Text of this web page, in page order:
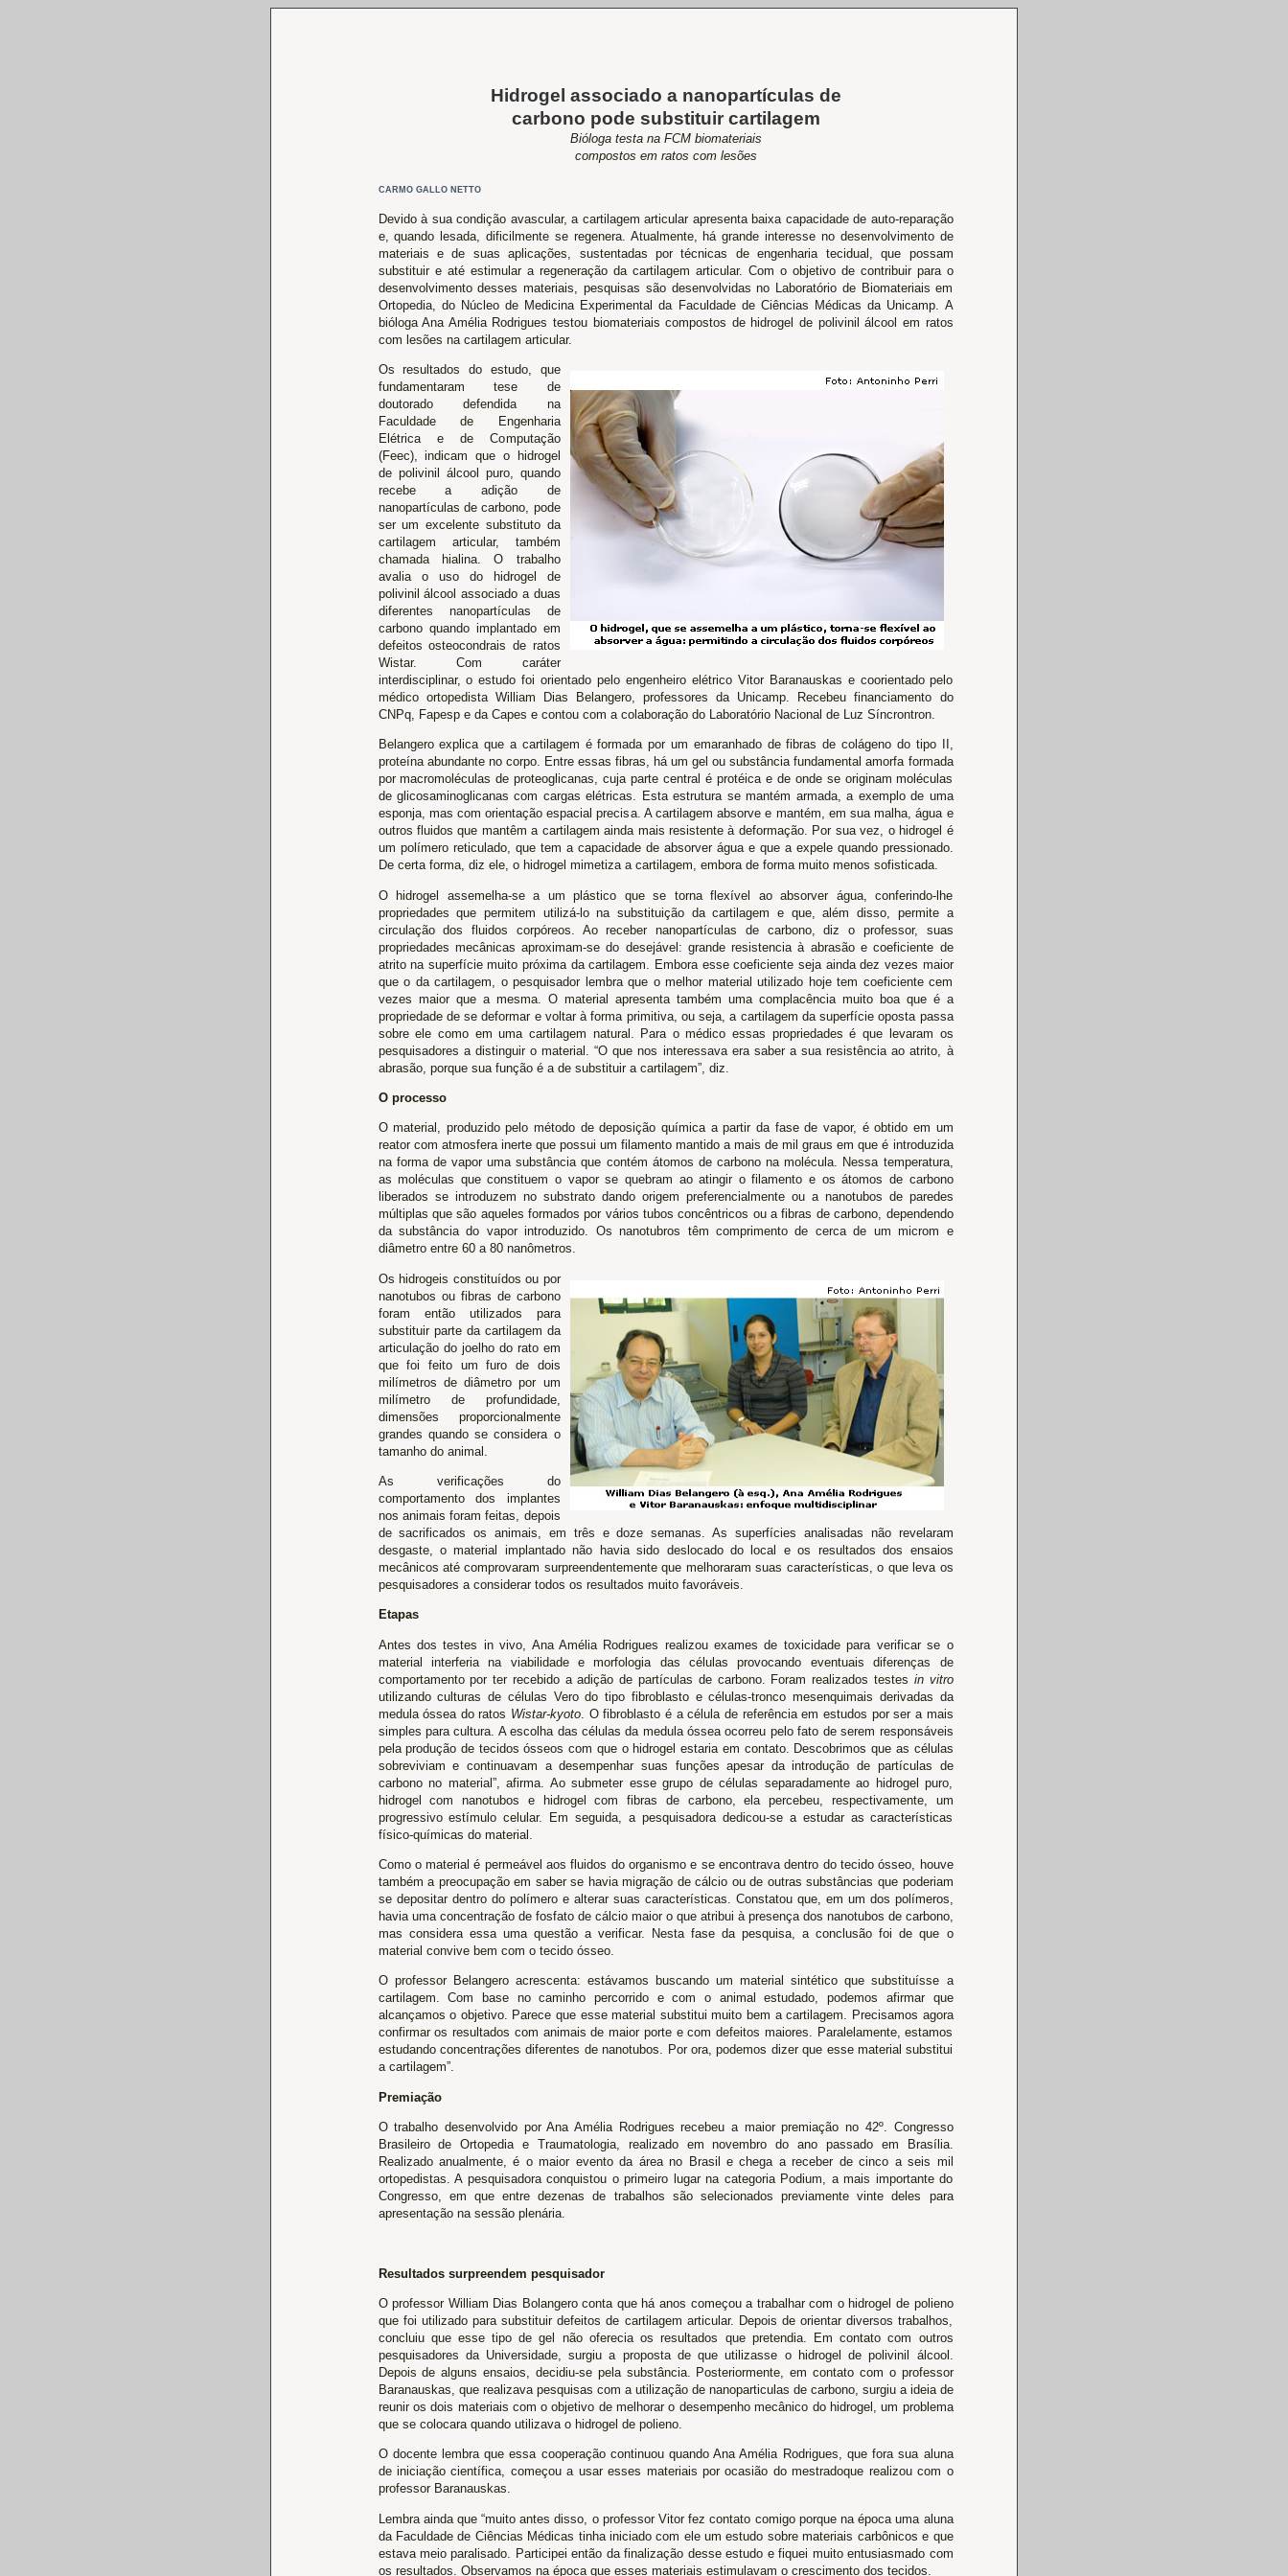
Hidrogel associado a nanopartículas de
carbono pode substituir cartilagem
Bióloga testa na FCM biomateriais
compostos em ratos com lesões
CARMO GALLO NETTO
Devido à sua condição avascular, a cartilagem articular apresenta baixa capacidade de auto-reparação
e, quando lesada, dificilmente se regenera. Atualmente, há grande interesse no desenvolvimento de
materiais e de suas aplicações, sustentadas por técnicas de engenharia tecidual, que possam
substituir e até estimular a regeneração da cartilagem articular. Com o objetivo de contribuir para o
desenvolvimento desses materiais, pesquisas são desenvolvidas no Laboratório de Biomateriais em
Ortopedia, do Núcleo de Medicina Experimental da Faculdade de Ciências Médicas da Unicamp. A
bióloga Ana Amélia Rodrigues testou biomateriais compostos de hidrogel de polivinil álcool em ratos
com lesões na cartilagem articular.
Os resultados do estudo, que
fundamentaram tese de
doutorado defendida na
Faculdade de Engenharia
Elétrica e de Computação
(Feec), indicam que o hidrogel
de polivinil álcool puro, quando
recebe a adição de
nanopartículas de carbono, pode
ser um excelente substituto da
cartilagem articular, também
chamada hialina. O trabalho
avalia o uso do hidrogel de
polivinil álcool associado a duas
diferentes nanopartículas de
carbono quando implantado em
defeitos osteocondrais de ratos
Wistar. Com caráter
interdisciplinar, o estudo foi orientado pelo engenheiro elétrico Vitor Baranauskas e coorientado pelo
médico ortopedista William Dias Belangero, professores da Unicamp. Recebeu financiamento do
CNPq, Fapesp e da Capes e contou com a colaboração do Laboratório Nacional de Luz Síncrontron.
Belangero explica que a cartilagem é formada por um emaranhado de fibras de colágeno do tipo II,
proteína abundante no corpo. Entre essas fibras, há um gel ou substância fundamental amorfa formada
por macromoléculas de proteoglicanas, cuja parte central é protéica e de onde se originam moléculas
de glicosaminoglicanas com cargas elétricas. Esta estrutura se mantém armada, a exemplo de uma
esponja, mas com orientação espacial precisa. A cartilagem absorve e mantém, em sua malha, água e
outros fluidos que mantêm a cartilagem ainda mais resistente à deformação. Por sua vez, o hidrogel é
um polímero reticulado, que tem a capacidade de absorver água e que a expele quando pressionado.
De certa forma, diz ele, o hidrogel mimetiza a cartilagem, embora de forma muito menos sofisticada.
O hidrogel assemelha-se a um plástico que se torna flexível ao absorver água, conferindo-lhe
propriedades que permitem utilizá-lo na substituição da cartilagem e que, além disso, permite a
circulação dos fluidos corpóreos. Ao receber nanopartículas de carbono, diz o professor, suas
propriedades mecânicas aproximam-se do desejável: grande resistencia à abrasão e coeficiente de
atrito na superfície muito próxima da cartilagem. Embora esse coeficiente seja ainda dez vezes maior
que o da cartilagem, o pesquisador lembra que o melhor material utilizado hoje tem coeficiente cem
vezes maior que a mesma. O material apresenta também uma complacência muito boa que é a
propriedade de se deformar e voltar à forma primitiva, ou seja, a cartilagem da superfície oposta passa
sobre ele como em uma cartilagem natural. Para o médico essas propriedades é que levaram os
pesquisadores a distinguir o material. “O que nos interessava era saber a sua resistência ao atrito, à
abrasão, porque sua função é a de substituir a cartilagem”, diz.
O processo
O material, produzido pelo método de deposição química a partir da fase de vapor, é obtido em um
reator com atmosfera inerte que possui um filamento mantido a mais de mil graus em que é introduzida
na forma de vapor uma substância que contém átomos de carbono na molécula. Nessa temperatura,
as moléculas que constituem o vapor se quebram ao atingir o filamento e os átomos de carbono
liberados se introduzem no substrato dando origem preferencialmente ou a nanotubos de paredes
múltiplas que são aqueles formados por vários tubos concêntricos ou a fibras de carbono, dependendo
da substância do vapor introduzido. Os nanotubros têm comprimento de cerca de um microm e
diâmetro entre 60 a 80 nanômetros.
Os hidrogeis constituídos ou por
nanotubos ou fibras de carbono
foram então utilizados para
substituir parte da cartilagem da
articulação do joelho do rato em
que foi feito um furo de dois
milímetros de diâmetro por um
milímetro de profundidade,
dimensões proporcionalmente
grandes quando se considera o
tamanho do animal.
As verificações do
comportamento dos implantes
nos animais foram feitas, depois
de sacrificados os animais, em três e doze semanas. As superfícies analisadas não revelaram
desgaste, o material implantado não havia sido deslocado do local e os resultados dos ensaios
mecânicos até comprovaram surpreendentemente que melhoraram suas características, o que leva os
pesquisadores a considerar todos os resultados muito favoráveis.
Etapas
Antes dos testes in vivo, Ana Amélia Rodrigues realizou exames de toxicidade para verificar se o
material interferia na viabilidade e morfologia das células provocando eventuais diferenças de
comportamento por ter recebido a adição de partículas de carbono. Foram realizados testes in vitro
utilizando culturas de células Vero do tipo fibroblasto e células-tronco mesenquimais derivadas da
medula óssea do ratos Wistar-kyoto . O fibroblasto é a célula de referência em estudos por ser a mais
simples para cultura. A escolha das células da medula óssea ocorreu pelo fato de serem responsáveis
pela produção de tecidos ósseos com que o hidrogel estaria em contato. Descobrimos que as células
sobreviviam e continuavam a desempenhar suas funções apesar da introdução de partículas de
carbono no material”, afirma. Ao submeter esse grupo de células separadamente ao hidrogel puro,
hidrogel com nanotubos e hidrogel com fibras de carbono, ela percebeu, respectivamente, um
progressivo estímulo celular. Em seguida, a pesquisadora dedicou-se a estudar as características
físico-químicas do material.
Como o material é permeável aos fluidos do organismo e se encontrava dentro do tecido ósseo, houve
também a preocupação em saber se havia migração de cálcio ou de outras substâncias que poderiam
se depositar dentro do polímero e alterar suas características. Constatou que, em um dos polímeros,
havia uma concentração de fosfato de cálcio maior o que atribui à presença dos nanotubos de carbono,
mas considera essa uma questão a verificar. Nesta fase da pesquisa, a conclusão foi de que o
material convive bem com o tecido ósseo.
O professor Belangero acrescenta: estávamos buscando um material sintético que substituísse a
cartilagem. Com base no caminho percorrido e com o animal estudado, podemos afirmar que
alcançamos o objetivo. Parece que esse material substitui muito bem a cartilagem. Precisamos agora
confirmar os resultados com animais de maior porte e com defeitos maiores. Paralelamente, estamos
estudando concentrações diferentes de nanotubos. Por ora, podemos dizer que esse material substitui
a cartilagem”.
Premiação
O trabalho desenvolvido por Ana Amélia Rodrigues recebeu a maior premiação no 42º. Congresso
Brasileiro de Ortopedia e Traumatologia, realizado em novembro do ano passado em Brasília.
Realizado anualmente, é o maior evento da área no Brasil e chega a receber de cinco a seis mil
ortopedistas. A pesquisadora conquistou o primeiro lugar na categoria Podium, a mais importante do
Congresso, em que entre dezenas de trabalhos são selecionados previamente vinte deles para
apresentação na sessão plenária.
Resultados surpreendem pesquisador
O professor William Dias Bolangero conta que há anos começou a trabalhar com o hidrogel de polieno
que foi utilizado para substituir defeitos de cartilagem articular. Depois de orientar diversos trabalhos,
concluiu que esse tipo de gel não oferecia os resultados que pretendia. Em contato com outros
pesquisadores da Universidade, surgiu a proposta de que utilizasse o hidrogel de polivinil álcool.
Depois de alguns ensaios, decidiu-se pela substância. Posteriormente, em contato com o professor
Baranauskas, que realizava pesquisas com a utilização de nanoparticulas de carbono, surgiu a ideia de
reunir os dois materiais com o objetivo de melhorar o desempenho mecânico do hidrogel, um problema
que se colocara quando utilizava o hidrogel de polieno.
O docente lembra que essa cooperação continuou quando Ana Amélia Rodrigues, que fora sua aluna
de iniciação científica, começou a usar esses materiais por ocasião do mestradoque realizou com o
professor Baranauskas.
Lembra ainda que “muito antes disso, o professor Vitor fez contato comigo porque na época uma aluna
da Faculdade de Ciências Médicas tinha iniciado com ele um estudo sobre materiais carbônicos e que
estava meio paralisado. Participei então da finalização desse estudo e fiquei muito entusiasmado com
os resultados. Observamos na época que esses materiais estimulavam o crescimento dos tecidos.